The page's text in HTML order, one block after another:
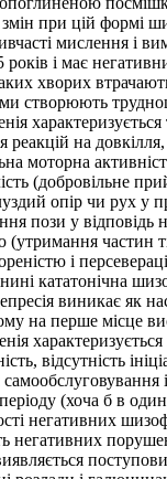
при цій формі
мислення і
років і має
хворих
створюють
на
моторна
(добровільне
опір чи рух у
пози у відповідь
частин
і
кататонічна
виникає як
на перше місце
відсутність
(хоча б в
негативних
негативних